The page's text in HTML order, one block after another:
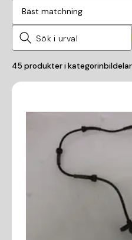
Bäst matchning
45 produkter i kategorinbildelar